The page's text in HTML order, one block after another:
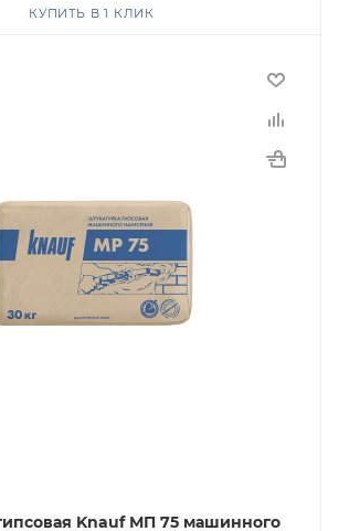
КУПИТЬ В 1 КЛИК
Knauf МП 75 машинного